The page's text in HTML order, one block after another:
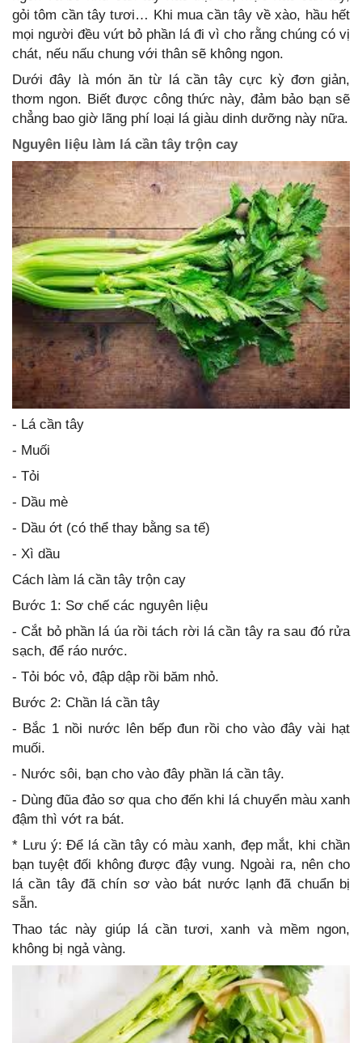
gỏi tôm cần tây tươi… Khi mua cần tây về xào, hầu hết
mọi người đều vứt bỏ phần lá đi vì cho rằng chúng có vị
chát, nếu nấu chung với thân sẽ không ngon.
Dưới đây là món ăn từ lá cần tây cực kỳ đơn giản,
thơm ngon. Biết được công thức này, đảm bảo bạn sẽ
chẳng bao giờ lãng phí loại lá giàu dinh dưỡng này nữa.
Nguyên liệu làm lá cần tây trộn cay
- Lá cần tây
- Muối
- Tỏi
- Dầu mè
- Dầu ớt (có thể thay bằng sa tế)
- Xì dầu
Cách làm lá cần tây trộn cay
Bước 1: Sơ chế các nguyên liệu
- Cắt bỏ phần lá úa rồi tách rời lá cần tây ra sau đó rửa
sạch, để ráo nước.
- Tỏi bóc vỏ, đập dập rồi băm nhỏ.
Bước 2: Chần lá cần tây
- Bắc 1 nồi nước lên bếp đun rồi cho vào đây vài hạt
muối.
- Nước sôi, bạn cho vào đây phần lá cần tây.
- Dùng đũa đảo sơ qua cho đến khi lá chuyển màu xanh
đậm thì vớt ra bát.
* Lưu ý: Để lá cần tây có màu xanh, đẹp mắt, khi chần
bạn tuyệt đối không được đậy vung. Ngoài ra, nên cho
lá cần tây đã chín sơ vào bát nước lạnh đã chuẩn bị
sẵn.
Thao tác này giúp lá cần tươi, xanh và mềm ngon,
không bị ngả vàng.